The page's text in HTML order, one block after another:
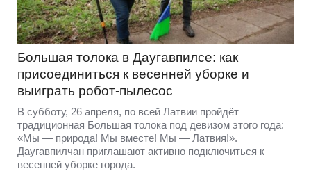
Большая толока в Даугавпилсе: как
присоединиться к весенней уборке и
выиграть робот-пылесос
В субботу, 26 апреля, по всей Латвии пройдёт
традиционная Большая толока под девизом этого года:
«Мы — природа! Мы вместе! Мы — Латвия!».
Даугавпилчан приглашают активно подключиться к
весенней уборке города.